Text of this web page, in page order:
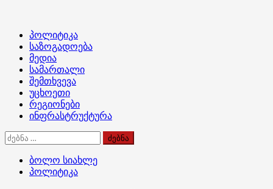
Primary
Menu
პოლიტიკა
საზოგადოება
მედია
სამართალი
შემთხვევა
უცხოეთი
რეგიონები
ინფრასტრუქტურა
ძებნა:
ბოლო სიახლე
პოლიტიკა